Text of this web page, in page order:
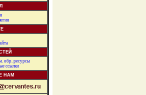
обр. ресурсы
ссылки
НАМ